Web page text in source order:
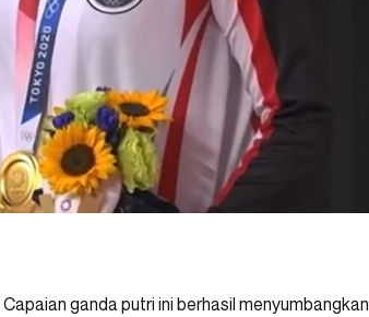
Capaian ganda putri ini berhasil menyumbangkan